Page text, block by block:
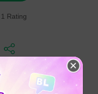
1 Rating